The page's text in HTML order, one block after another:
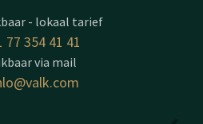
- lokaal tarief
77 354 41 41
via mail